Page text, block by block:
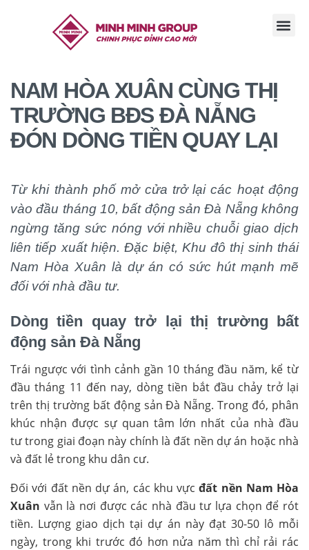
NAM HÒA XUÂN CÙNG THỊ
TRƯỜNG BĐS ĐÀ NẴNG
ĐÓN DÒNG TIỀN QUAY LẠI
Từ khi thành phố mở cửa trở lại các hoạt động
vào đầu tháng 10, bất động sản Đà Nẵng không
ngừng tăng sức nóng với nhiều chuỗi giao dịch
liên tiếp xuất hiện. Đặc biệt, Khu đô thị sinh thái
Nam Hòa Xuân là dự án có sức hút mạnh mẽ
đối với nhà đầu tư.
Dòng tiền quay trở lại thị trường bất
động sản Đà Nẵng
Trái ngược với tình cảnh gần 10 tháng đầu năm, kể từ
đầu tháng 11 đến nay, dòng tiền bắt đầu chảy trở lại
trên thị trường bất động sản Đà Nẵng. Trong đó, phân
khúc nhận được sự quan tâm lớn nhất của nhà đầu
tư trong giai đoạn này chính là đất nền dự án hoặc nhà
và đất lẻ trong khu dân cư.
Đối với đất nền dự án, các khu vựcđất nền Nam Hòa
Xuân vẫn là nơi được các nhà đầu tư lựa chọn để rót
tiền. Lượng giao dịch tại dự án này đạt 30-50 lô mỗi
ngày, trong khi trước đó hơn nửa năm thì chỉ rải rác